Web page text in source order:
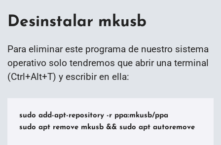
Desinstalar mkusb
Para eliminar este programa de nuestro sistema
operativo solo tendremos que abrir una terminal
(Ctrl+Alt+T) y escribir en ella:
sudo add-apt-repository -r ppa:mkusb/ppa
sudo apt remove mkusb && sudo apt autoremove